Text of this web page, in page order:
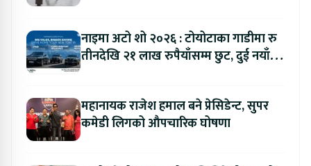
नाइमा अटो शो २०२६ : टोयोटाका गाडीमा रु
तीनदेखि २१ लाख रुपैयाँसम्म छुट, दुई नयाँ
महानायक राजेश हमाल बने प्रेसिडेन्ट, सुपर
कमेडी लिगको औपचारिक घोषणा